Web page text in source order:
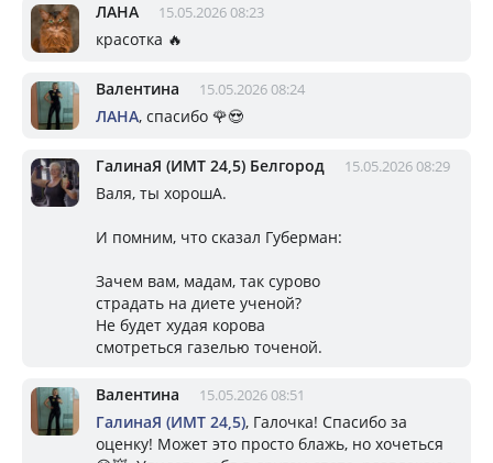
ЛАНА 15.05.2026 08:23
красотка 🔥
Валентина 15.05.2026 08:24
ЛАНА, спасибо 🌹😍
ГалинаЯ (ИМТ 24,5) Белгород 15.05.2026 08:29
Валя, ты хорошА.
И помним, что сказал Губерман:
Зачем вам, мадам, так сурово
страдать на диете ученой?
Не будет худая корова
смотреться газелью точеной.
Валентина 15.05.2026 08:51
ГалинаЯ (ИМТ 24,5), Галочка! Спасибо за
оценку! Может это просто блажь, но хочеться